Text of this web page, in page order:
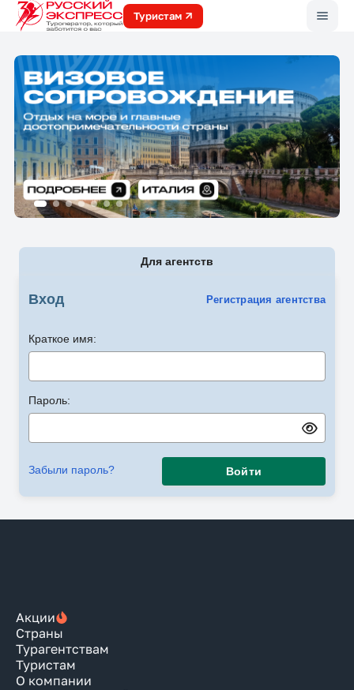
Туристам
Для агентств
Вход Регистрация агентства
Краткое имя:
Пароль:
Забыли пароль? Войти
Акции
Страны
Турагентствам
Туристам
О компании